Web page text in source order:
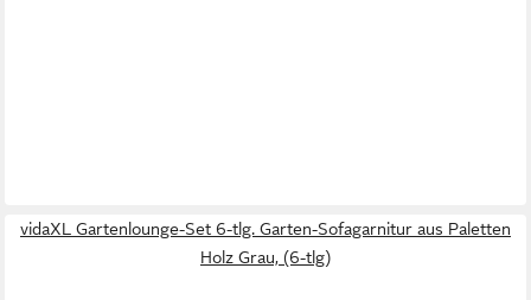
vidaXL Gartenlounge-Set 6-tlg. Garten-Sofagarnitur aus Paletten
Holz Grau, (6-tlg)